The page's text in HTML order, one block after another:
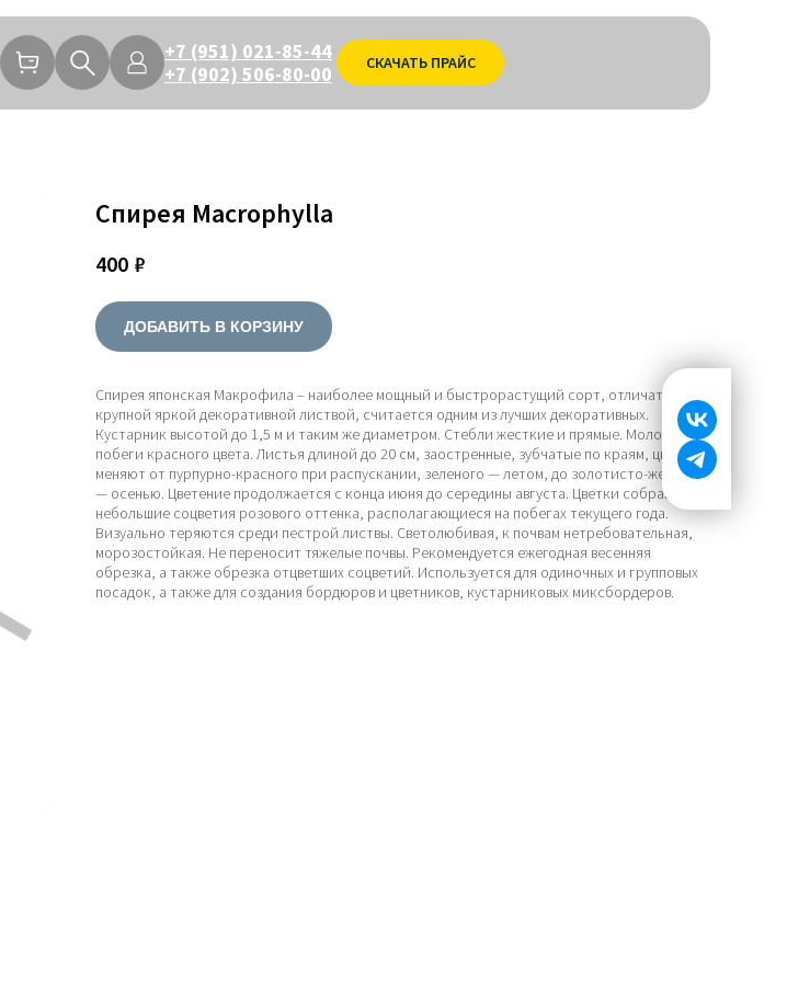
+7 (951) 021-85-44
+7 (902) 506-80-00
СКАЧАТЬ ПРАЙС
Спирея Macrophylla
400 ₽
ДОБАВИТЬ В КОРЗИНУ
Спирея японская Макрофила – наиболее мощный и быстрорастущий сорт, отличатся
крупной яркой декоративной листвой, считается одним из лучших декоративных.
Кустарник высотой до 1,5 м и таким же диаметром. Стебли жесткие и прямые. Молодые
побеги красного цвета. Листья длиной до 20 см, заостренные, зубчатые по краям, цвет
меняют от пурпурно-красного при распускании, зеленого — летом, до золотисто-желтого
— осенью. Цветение продолжается с конца июня до середины августа. Цветки собраны в
небольшие соцветия розового оттенка, располагающиеся на побегах текущего года.
Визуально теряются среди пестрой листвы. Светолюбивая, к почвам нетребовательная,
морозостойкая. Не переносит тяжелые почвы. Рекомендуется ежегодная весенняя
обрезка, а также обрезка отцветших соцветий. Используется для одиночных и групповых
посадок, а также для создания бордюров и цветников, кустарниковых миксбордеров.